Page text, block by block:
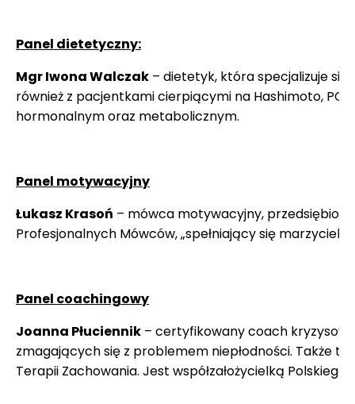
Panel dietetyczny:
Mgr Iwona Walczak – dietetyk, która specjalizuje się
również z pacjentkami cierpiącymi na Hashimoto,
hormonalnym oraz metabolicznym.
Panel motywacyjny
Łukasz Krasoń – mówca motywacyjny,
Profesjonalnych Mówców, „spełniający się
Panel coachingowy
Joanna Płuciennik – certyfikowany coach
zmagających się z problemem niepłodności. Także
Terapii Zachowania. Jest współzałożycielką